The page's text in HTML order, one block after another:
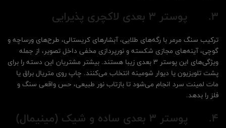
3. پوستر 3 بعدی لاکچری پذیرایی
ترکیب سنگ مرمر با رگه‌های طلایی، آبشارهای کریستالی، طرح‌های ورساچه و
گوچی، آینه‌های مجازی شکسته و نورپردازی مخفی داخل تصویر، از جمله
ویژگی‌های این پوستر 3 بعدی زیبا هستند. بیشتر مشتریان این دسته را برای
پشت تلویزیون یا دیوار شومینه انتخاب می‌کنند. چاپ روی متریال براق یا
مات لمینت سرد انجام می‌شود تا بازتاب نور طبیعی، حس واقعی سنگ و
فلز را بدهد.
4. پوستر 3 بعدی ساده و شیک (مینیمال)